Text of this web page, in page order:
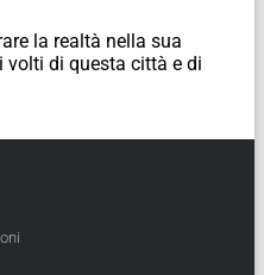
la realtà nella sua
volti di questa città e di